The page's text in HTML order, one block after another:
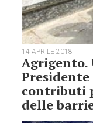
14 APRILE 2018
Agrigento.
contributi
delle